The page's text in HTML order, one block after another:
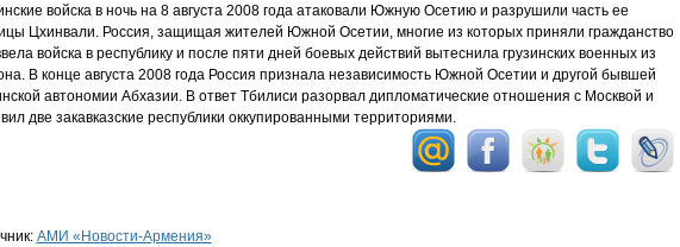
войска в ночь на 8 августа 2008 года атаковали Южную Осетию и разрушили часть ее
Цхинвали. Россия, защищая жителей Южной Осетии, многие из которых приняли гражданство
войска в республику и после пяти дней боевых действий вытеснила грузинских военных из
В конце августа 2008 года Россия признала независимость Южной Осетии и другой бывшей
автономии Абхазии. В ответ Тбилиси разорвал дипломатические отношения с Москвой и
две закавказские республики оккупированными территориями.
АМИ «Новости-Армения»